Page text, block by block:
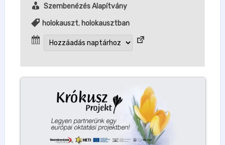
Szembenézés Alapítvány
holokauszt, holokausztban